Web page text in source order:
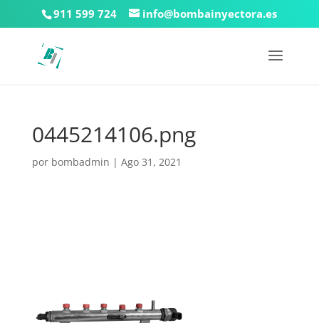
911 599 724 info@bombainyectora.es
0445214106.png
por bombadmin | Ago 31, 2021